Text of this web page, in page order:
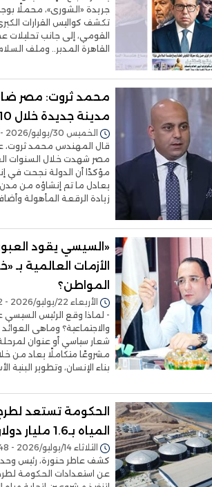
جريدة «الشورى»، محملًا
تكشف كواليس القرارات
القومي، إلى جانب تحليلات
القاهرة المدبر.. وملف
مدينة جديدة خلال 10 سنوات
الخميس 30/يوليو/2026 - 01:15 ص
قال المهندس محمد ثروت،
مصر شهدت خلال السنوات
يعادل ما تم إنشاؤه من
زيادة الرقعة المأهولة
«السيسي يقود
الأزمات العالمية
المواطن؟
الأربعاء 22/يوليو/2026 - 06:02 م
- لماذا وقع الرئيس السيسي
والاجتماعية؟ وماهى
شعار سياسي أو عنوان
مشروعًا متكاملًا يعاد من
بناء الإنسان، وتطوير البنية
الحكومة تستعد
المياه بـ1.6 مليار دولار
الثلاثاء 14/يوليو/2026 - 03:48 م
كشف عاطر حنورة، رئيس
عن استعدادات الحكومة